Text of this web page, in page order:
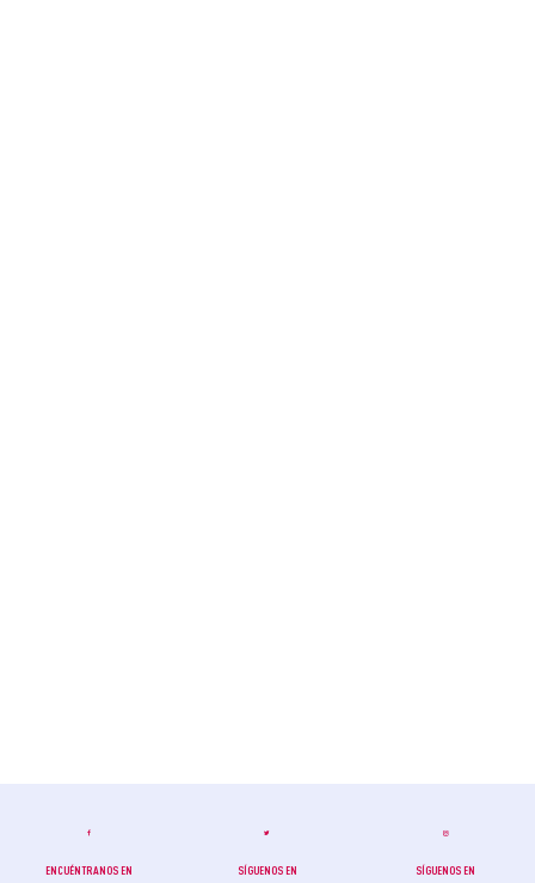
ENCUÉNTRANOS EN SÍGUENOS EN SÍGUENOS EN